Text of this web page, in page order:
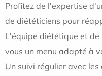
Profitez de l'expertise
de diététiciens pour
L'équipe diététique et
vous un menu adapté à
Un suivi régulier avec